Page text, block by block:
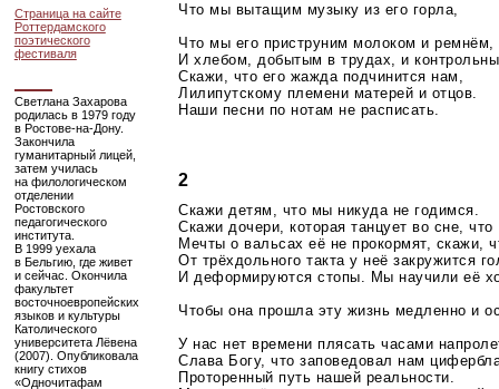
Страница на сайте
Роттердамского
поэтического
фестиваля
Светлана Захарова
родилась в 1979 году
в Ростове-на-Дону.
Закончила
гуманитарный лицей,
затем училась
на филологическом
отделении
Ростовского
педагогического
института.
В 1999 уехала
в Бельгию, где живет
и сейчас. Окончила
факультет
восточноевропейских
языков и культуры
Католического
университета Лёвена
(2007). Опубликовала
книгу стихов
«Одночитафам
Что мы вытащим музыку из его горла,
Что мы его приструним молоком и ремнём,
И хлебом, добытым в трудах, и
Скажи, что его жажда подчинится нам,
Лилипутскому племени матерей и отцов.
Наши песни по нотам не расписать.
2
Скажи детям, что мы никуда не годимся.
Скажи дочери, которая танцует во сне, что
Мечты о вальсах её не прокормят, скажи,
От трёхдольного такта у неё закружится
И деформируются стопы. Мы научили её
Чтобы она прошла эту жизнь медленно и
У нас нет времени плясать часами
Слава Богу, что заповедовал нам
Проторенный путь нашей реальности.